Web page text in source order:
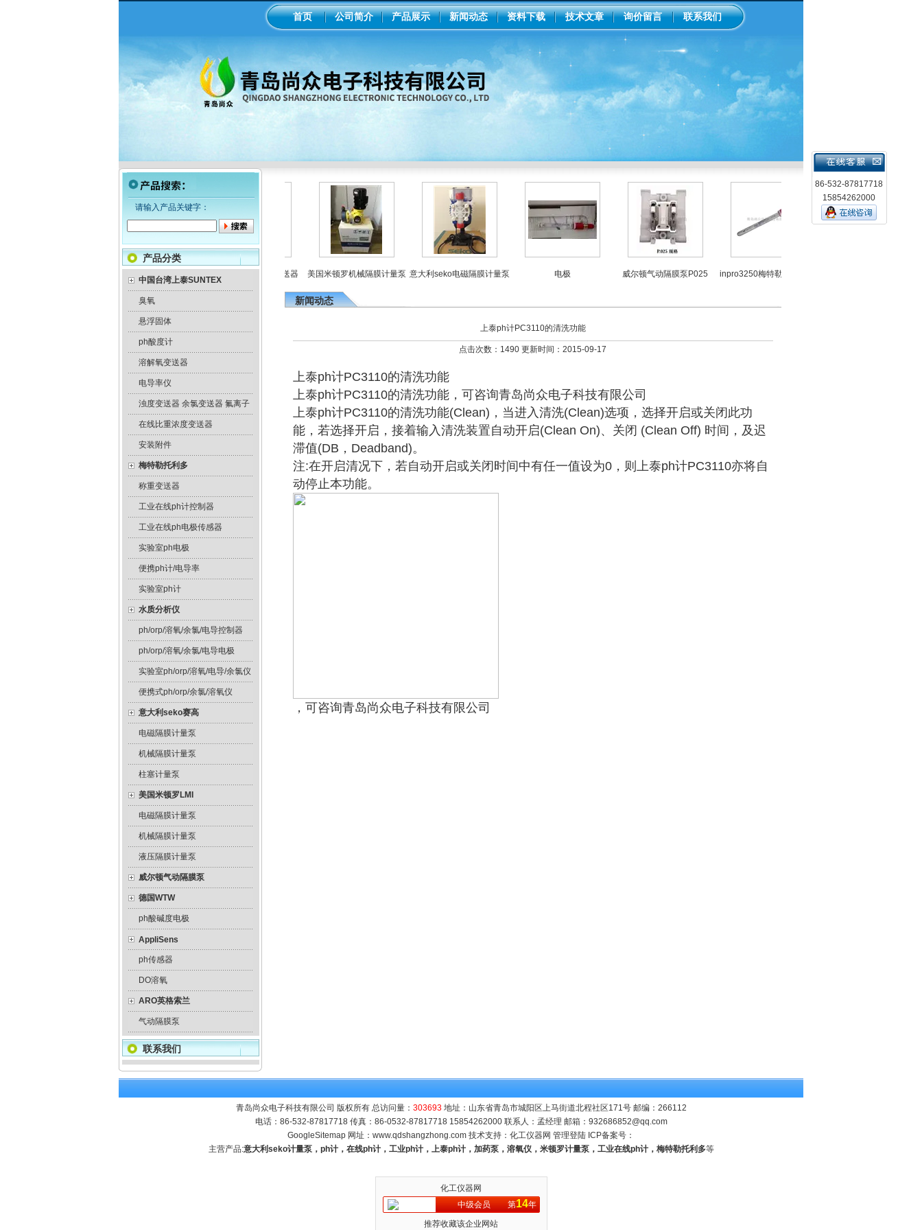
首页 公司简介 产品展示 新闻动态 资料下载 技术文章 询价留言 联系我们
请输入产品关键字：
产品分类
中国台湾上泰SUNTEX
臭氧
悬浮固体
ph酸度计
溶解氧变送器
电导率仪
浊度变送器 余氯变送器 氟离子
在线比重浓度变送器
安装附件
梅特勒托利多
称重变送器
工业在线ph计控制器
工业在线ph电极传感器
实验室ph电极
便携ph计/电导率
实验室ph计
水质分析仪
ph/orp/溶氧/余氯/电导控制器
ph/orp/溶氧/余氯/电导电极
实验室ph/orp/溶氧/电导/余氯仪
便携式ph/orp/余氯/溶氧仪
意大利seko赛高
电磁隔膜计量泵
机械隔膜计量泵
柱塞计量泵
美国米顿罗LMI
电磁隔膜计量泵
机械隔膜计量泵
液压隔膜计量泵
威尔顿气动隔膜泵
德国WTW
ph酸碱度电极
AppliSens
ph传感器
DO溶氧
ARO英格索兰
气动隔膜泵
联系我们
LMI米顿罗电磁隔膜泵加药
泵
美国米顿罗机械隔膜计量泵 意大利seko电磁隔膜计量泵 电极 威尔顿气动隔膜泵P025 inpro3250梅特勒ph计电极
新闻动态
上泰ph计PC3110的清洗功能
点击次数：1490 更新时间：2015-09-17
上泰ph计PC3110的清洗功能
上泰ph计PC3110的清洗功能，可咨询青岛尚众电子科技有限公司
上泰ph计PC3110的清洗功能(Clean)，当进入清洗(Clean)选项，选择开启或关闭此功
能，若选择开启，接着输入清洗装置自动开启(Clean On)、关闭 (Clean Off) 时间，及迟
滞值(DB，Deadband)。
注:在开启清况下，若自动开启或关闭时间中有任一值设为0，则上泰ph计PC3110亦将自
动停止本功能。
，可咨询青岛尚众电子科技有限公司
青岛尚众电子科技有限公司 版权所有 总访问量： 303693地址：山东省青岛市城阳区上马街道北程社区171号 邮编：266112
电话：86-532-87817718 传真：86-0532-87817718 15854262000 联系人：孟经理 邮箱： 932686852@qq.com
GoogleSitemap 网址： www.qdshangzhong.com 技术支持： 化工仪器网 管理登陆 ICP备案号：
主营产品:意大利seko计量泵，ph计，在线ph计，工业ph计，上泰ph计，加药泵，溶氧仪，米顿罗计量泵，工业在线ph计，梅特勒托利多等
86-532-87817718
15854262000
化工仪器网
中级会员
第14年
推荐收藏该企业网站